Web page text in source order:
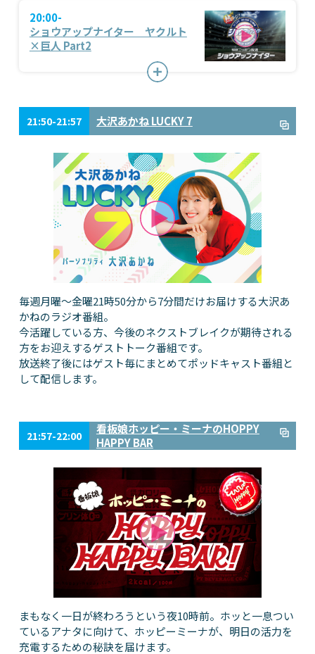
20:00-
ショウアップナイター ヤクルト
×巨人 Part2
21:50-21:57 大沢あかね LUCKY 7
毎週月曜～金曜21時50分から7分間だけお届けする大沢あ
かねのラジオ番組。
今活躍している方、今後のネクストブレイクが期待される
方をお迎えするゲストトーク番組です。
放送終了後にはゲスト毎にまとめてポッドキャスト番組と
して配信します。
21:57-22:00
看板娘ホッピー・ミーナのHOPPY
HAPPY BAR
まもなく一日が終わろうという夜10時前。ホッと一息つい
ているアナタに向けて、ホッピーミーナが、明日の活力を
充電するための秘訣を届けます。